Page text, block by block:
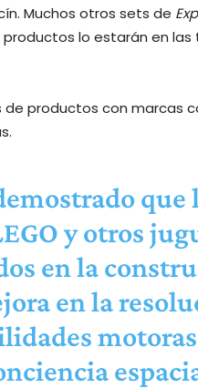
Muchos otros sets de
lo estarán en las
de productos con marcas
que
y otros
en la
en la